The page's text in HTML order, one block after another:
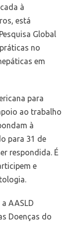
à
está
Global
no
em
para
ao trabalho
à
para 31 de
respondida. É
e
AASLD
Doenças do